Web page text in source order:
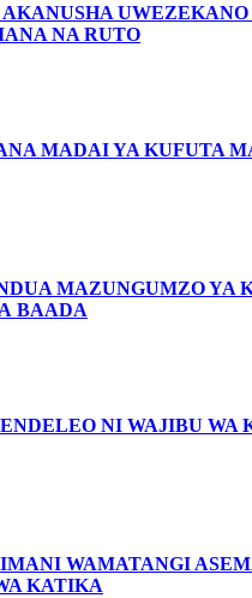
UWEZEKANO
NA RUTO
MADAI YA KUFUTA
MAZUNGUMZO YA
BAADA
NI WAJIBU WA
WAMATANGI
KATIKA